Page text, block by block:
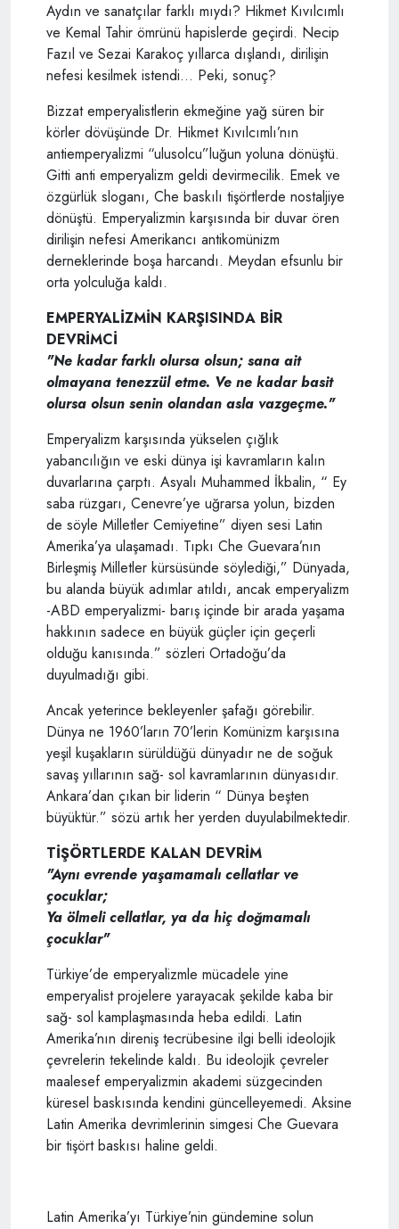
Aydın ve sanatçılar farklı mıydı? Hikmet Kıvılcımlı
ve Kemal Tahir ömrünü hapislerde geçirdi. Necip
Fazıl ve Sezai Karakoç yıllarca dışlandı, dirilişin
nefesi kesilmek istendi… Peki, sonuç?
Bizzat emperyalistlerin ekmeğine yağ süren bir
körler dövüşünde Dr. Hikmet Kıvılcımlı’nın
antiemperyalizmi “ulusolcu”luğun yoluna dönüştü.
Gitti anti emperyalizm geldi devirmecilik. Emek ve
özgürlük sloganı, Che baskılı tişörtlerde nostaljiye
dönüştü. Emperyalizmin karşısında bir duvar ören
dirilişin nefesi Amerikancı antikomünizm
derneklerinde boşa harcandı. Meydan efsunlu bir
orta yolculuğa kaldı.
EMPERYALİZMİN KARŞISINDA BİR
DEVRİMCİ
"Ne kadar farklı olursa olsun; sana ait
olmayana tenezzül etme. Ve ne kadar basit
olursa olsun senin olandan asla vazgeçme."
Emperyalizm karşısında yükselen çığlık
yabancılığın ve eski dünya işi kavramların kalın
duvarlarına çarptı. Asyalı Muhammed İkbalin, “ Ey
saba rüzgarı, Cenevre’ye uğrarsa yolun, bizden
de söyle Milletler Cemiyetine” diyen sesi Latin
Amerika’ya ulaşamadı. Tıpkı Che Guevara’nın
Birleşmiş Milletler kürsüsünde söylediği,” Dünyada,
bu alanda büyük adımlar atıldı, ancak emperyalizm
-ABD emperyalizmi- barış içinde bir arada yaşama
hakkının sadece en büyük güçler için geçerli
olduğu kanısında.” sözleri Ortadoğu’da
duyulmadığı gibi.
Ancak yeterince bekleyenler şafağı görebilir.
Dünya ne 1960’ların 70’lerin Komünizm karşısına
yeşil kuşakların sürüldüğü dünyadır ne de soğuk
savaş yıllarının sağ- sol kavramlarının dünyasıdır.
Ankara’dan çıkan bir liderin “ Dünya beşten
büyüktür.” sözü artık her yerden duyulabilmektedir.
TİŞÖRTLERDE KALAN DEVRİM
"Aynı evrende yaşamamalı cellatlar ve
çocuklar;
Ya ölmeli cellatlar, ya da hiç doğmamalı
çocuklar"
Türkiye’de emperyalizmle mücadele yine
emperyalist projelere yarayacak şekilde kaba bir
sağ- sol kamplaşmasında heba edildi. Latin
Amerika’nın direniş tecrübesine ilgi belli ideolojik
çevrelerin tekelinde kaldı. Bu ideolojik çevreler
maalesef emperyalizmin akademi süzgecinden
küresel baskısında kendini güncelleyemedi. Aksine
Latin Amerika devrimlerinin simgesi Che Guevara
bir tişört baskısı haline geldi.
Latin Amerika’yı Türkiye’nin gündemine solun